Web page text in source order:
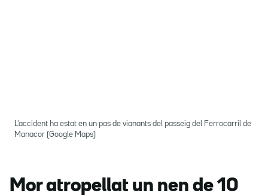
L'accident ha estat en un pas de vianants del passeig del Ferrocarril de
Manacor (Google Maps)
Mor atropellat un nen de 10